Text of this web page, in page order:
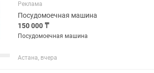
Реклама
Посудомоечная машина
150 000 ₸
Посудомоечная машина
Астана, вчера